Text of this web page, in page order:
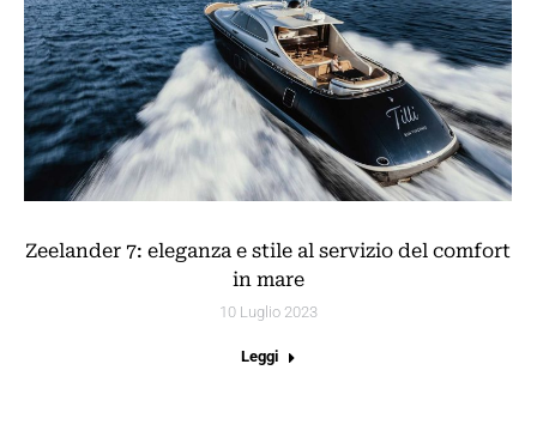
Zeelander 7: eleganza e stile al servizio del comfort
in mare
10 Luglio 2023
Leggi